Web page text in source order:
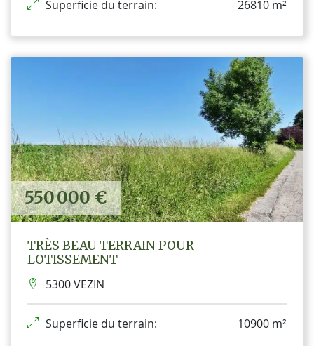
Superficie du terrain: 26810 m²
550 000 €
TRÈS BEAU TERRAIN POUR
LOTISSEMENT
5300 VEZIN
Superficie du terrain: 10900 m²